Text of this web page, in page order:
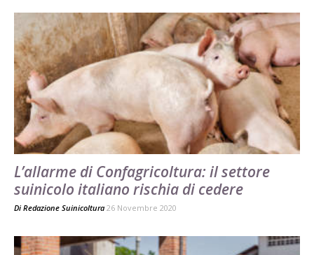
L’allarme di Confagricoltura: il settore
suinicolo italiano rischia di cedere
Di Redazione Suinicoltura 26 Novembre 2020